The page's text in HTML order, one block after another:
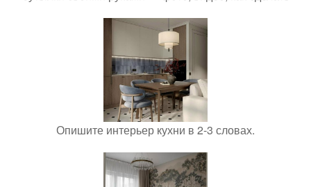
Опишите интерьер кухни в 2-3 словах.